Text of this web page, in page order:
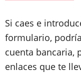
Si caes e
formulario,
cuenta bancaria,
enlaces que te